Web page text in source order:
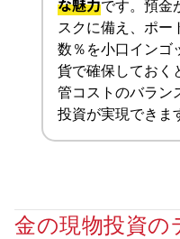
です。預金
スクに備え、ポー
数％を小口インゴ
貨で確保しておく
管コストのバラン
投資が実現できま
金の現物投資の